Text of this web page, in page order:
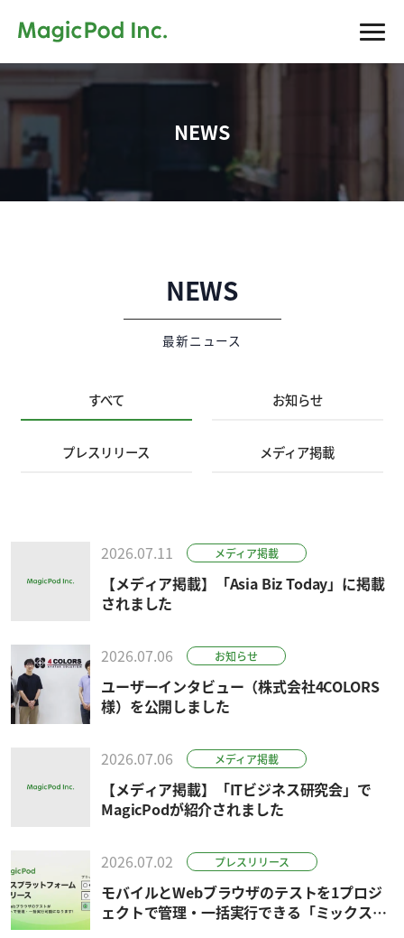
NEWS
NEWS
最新ニュース
すべて お知らせ
プレスリリース メディア掲載
2026.07.11 メディア掲載
【メディア掲載】「Asia Biz Today」に掲載
されました
2026.07.06 お知らせ
ユーザーインタビュー（株式会社4COLORS
様）を公開しました
2026.07.06 メディア掲載
【メディア掲載】「ITビジネス研究会」で
MagicPodが紹介されました
2026.07.02 プレスリリース
モバイルとWebブラウザのテストを1プロジ
ェクトで管理・一括実行できる「ミックスプ